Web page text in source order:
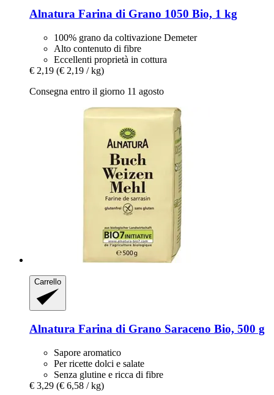
Alnatura Farina di Grano 1050 Bio, 1 kg
100% grano da coltivazione Demeter
Alto contenuto di fibre
Eccellenti proprietà in cottura
€ 2,19 (€ 2,19 / kg)
Consegna entro il giorno 11 agosto
Carrello
Alnatura Farina di Grano Saraceno Bio, 500 g
Sapore aromatico
Per ricette dolci e salate
Senza glutine e ricca di fibre
€ 3,29 (€ 6,58 / kg)